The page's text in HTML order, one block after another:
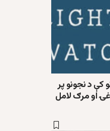
کې د نجونو پر
او مرګ لامل